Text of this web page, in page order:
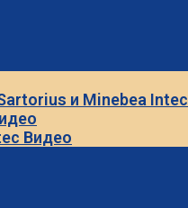
и Minebea Intec
Видео